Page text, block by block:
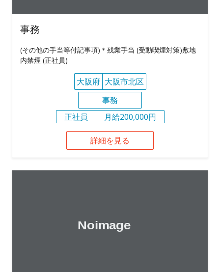
事務
(その他の手当等付記事項)＊残業手当 (受動喫煙対策)敷地
内禁煙 (正社員)
大阪府 大阪市北区
事務
正社員
月給200,000円
詳細を見る